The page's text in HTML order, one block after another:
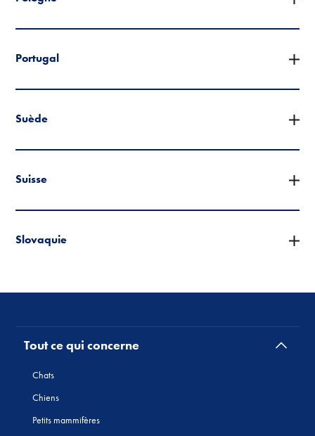
Portugal
Suède
Suisse
Slovaquie
Tout ce qui concerne
Chats
Chiens
Petits mammifères